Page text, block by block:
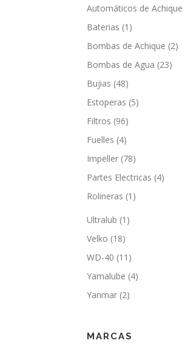
Automáticos de Achique
Baterias (1)
Bombas de Achique (2)
Bombas de Agua (23)
Bujias (48)
Estoperas (5)
Filtros (96)
Fuelles (4)
Impeller (78)
Partes Electricas (4)
Rolineras (1)
Ultralub (1)
Velko (18)
WD-40 (11)
Yamalube (4)
Yanmar (2)
MARCAS